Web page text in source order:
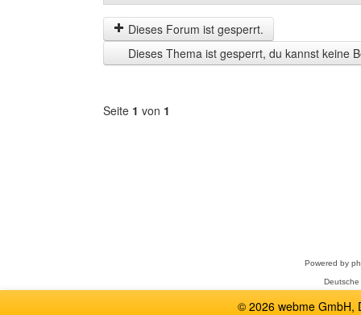
der
letzten
Zeit
anzeigen
by
Dieses Forum ist gesperrt.
Dieses Thema ist gesperrt, du kannst keine
Seite 1 von 1
Powered by
© 2026 webme GmbH,